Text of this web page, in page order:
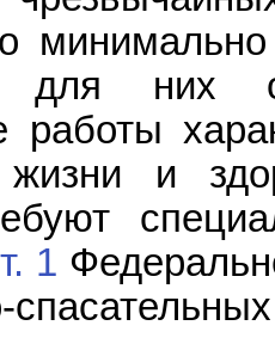
минимально
для них
работы
и
1